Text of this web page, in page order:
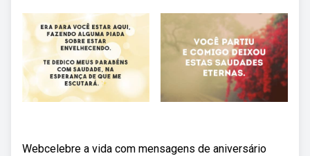
Webcelebre a vida com mensagens de aniversário